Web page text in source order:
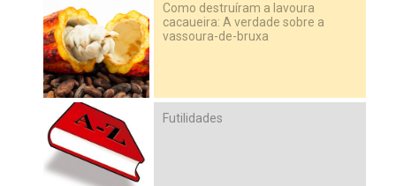
Como destruíram a lavoura
cacaueira: A verdade sobre a
vassoura-de-bruxa
Futilidades